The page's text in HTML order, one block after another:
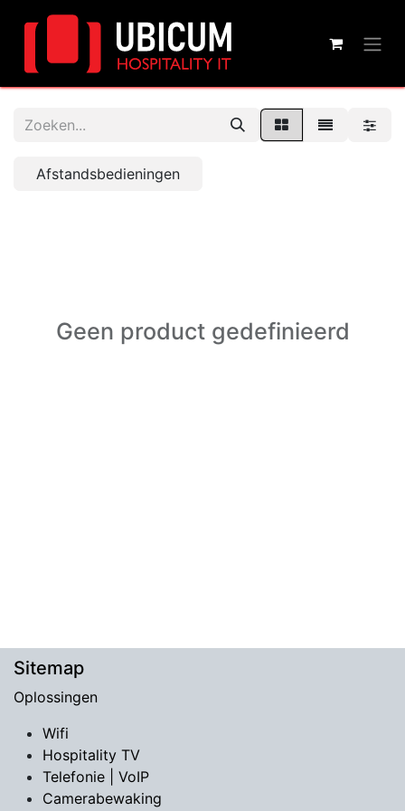
Afstandsbedieningen
Geen product gedefinieerd
Sitemap
Oplossingen
Wifi
Hospitality TV
​Telefonie | VoIP
Camerabewaking